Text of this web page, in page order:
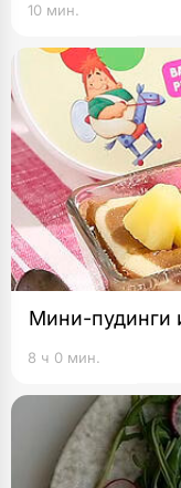
10 мин.
Мини-пудинги
8 ч 0 мин.